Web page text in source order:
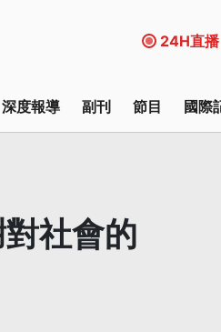
24H直播
深度報導 副刊 節目 國際
社會的